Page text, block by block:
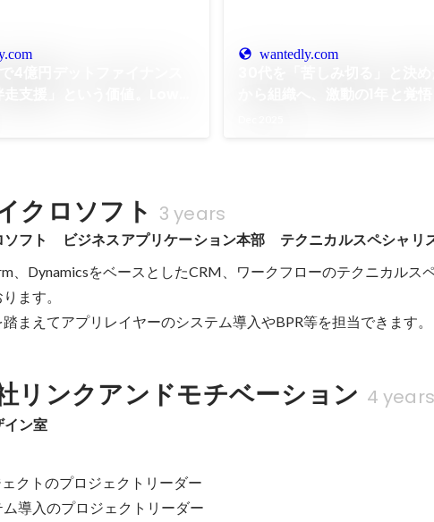
wantedly.com
クロソフト 3 years
ソフト　ビジネスアプリケーション本部　テクニカルスペシャリ
、DynamicsをベースとしたCRM、ワークフローのテクニカルス
ます。
まえてアプリレイヤーのシステム導入やBPR等を担当できます。
リンクアンドモチベーション 4 years
イン室
ェクトのプロジェクトリーダー
ム導入のプロジェクトリーダー